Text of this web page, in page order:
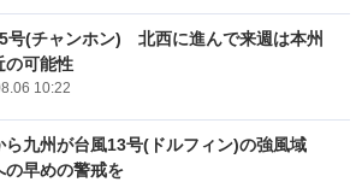
号(チャンホン) 北西に進んで来週は本州
の可能性
10:22
ら九州が台風13号(ドルフィン)の強風域
の早めの警戒を